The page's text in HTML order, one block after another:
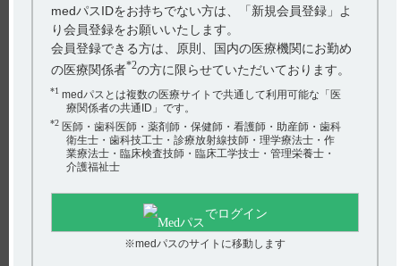
【ハラヴェン】 どのような薬剤ですか？特徴はあります
か？
【エピレオプチマル】 高齢者へ投与する場合に注意する
ことはありますか？
【グラケー】 薬剤交付時など取り扱いで、注意すること
はありますか？
【エクフィナ】 蓄積性はありますか？
アンケート:ご意見をお聞かせください
(選択してください)
送信する
medパスIDをお持ちでない方は、「新規会員登録」よ
り会員登録をお願いいたします。
会員登録できる方は、原則、国内の医療機関にお勤め
の医療関係者*2の方に限らせていただいております。
*1 medパスとは複数の医療サイトで共通して利用可能な「医
療関係者の共通ID」です。
*2 医師・歯科医師・薬剤師・保健師・看護師・助産師・歯科
衛生士・歯科技工士・診療放射線技師・理学療法士・作
業療法士・臨床検査技師・臨床工学技士・管理栄養士・
介護福祉士
でログイン
※medパスのサイトに移動します
hhcホットライン